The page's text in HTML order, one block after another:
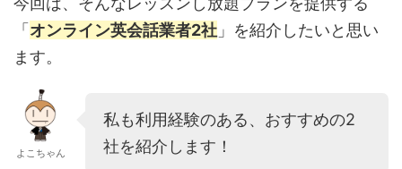
「 オンライン英会話業者2社 」を紹介したいと思い
ます。
よこちゃん
私も利用経験のある、おすすめの2
社を紹介します！